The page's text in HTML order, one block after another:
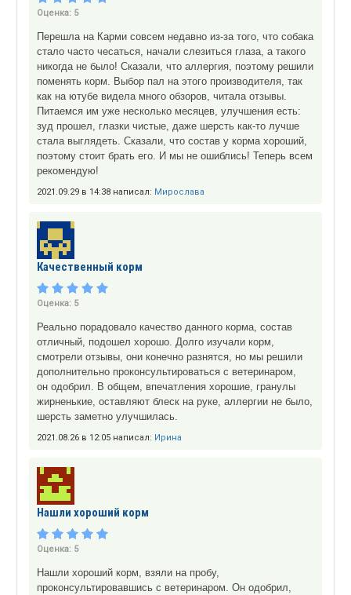
Оценка: 5
Перешла на Карми совсем недавно из-за того, что собака
стало часто чесаться, начали слезиться глаза, а такого
никогда не было! Сказали, что аллергия, поэтому решили
поменять корм. Выбор пал на этого производителя, так
как на ютубе видела много обзоров, читала отзывы.
Питаемся им уже несколько месяцев, улучшения есть:
зуд прошел, глазки чистые, даже шерсть как-то лучше
стала выглядеть. Сказали, что состав у корма хороший,
поэтому стоит брать его. И мы не ошиблись! Теперь всем
рекомендую!
2021.09.29 в 14:38 написал: Мирослава
Качественный корм
Оценка: 5
Реально порадовало качество данного корма, состав
отличный, подошел хорошо. Долго изучали корм,
смотрели отзывы, они конечно разнятся, но мы решили
дополнительно проконсультироваться с ветеринаром,
он одобрил. В общем, впечатления хорошие, гранулы
жирненькие, оставляют блеск на руке, аллергии не было,
шерсть заметно улучшилась.
2021.08.26 в 12:05 написал: Ирина
Нашли хороший корм
Оценка: 5
Нашли хороший корм, взяли на пробу,
проконсультировавшись с ветеринаром. Он одобрил,